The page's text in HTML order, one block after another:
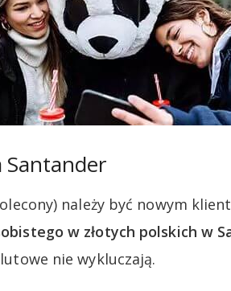
Santander
należy być nowym
w złotych polskich w
nie wykluczają.